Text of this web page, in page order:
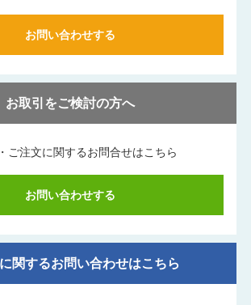
お問い合わせする
お取引をご検討の方へ
ご注文に関するお問合せはこちら
お問い合わせする
関するお問い合わせはこちら